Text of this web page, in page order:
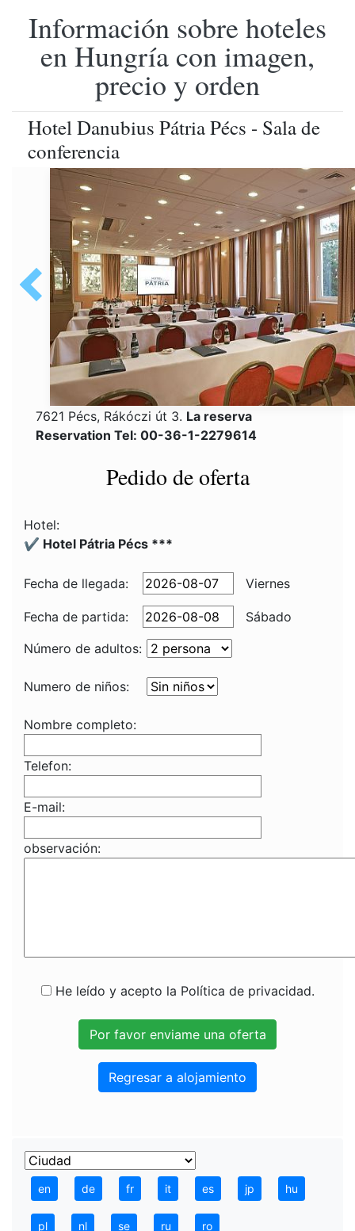
Información sobre hoteles
en Hungría con imagen,
precio y orden
Hotel Danubius Pátria Pécs - Sala de
conferencia
7621 Pécs, Rákóczi út 3. La reserva
Reservation Tel: 00-36-1-2279614
Pedido de oferta
Hotel:
✔️ Hotel Pátria Pécs ***
Fecha de llegada: Viernes
Fecha de partida:
Sábado
Número de adultos:
Numero de niños:
Nombre completo:
Telefon:
E-mail:
observación:
He leído y acepto la Política de privacidad.
Regresar a alojamiento
en de fr it es jp hu
pl nl se ru ro